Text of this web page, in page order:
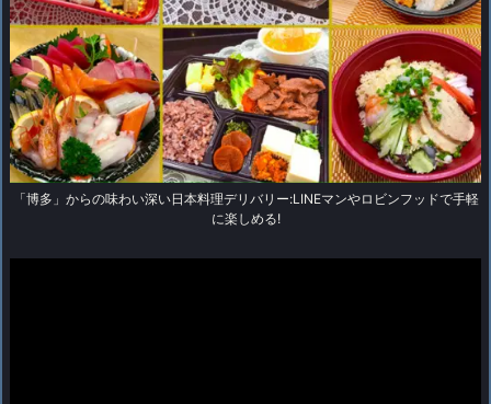
「博多」からの味わい深い日本料理デリバリー:LINEマンやロビンフッドで手軽
に楽しめる!